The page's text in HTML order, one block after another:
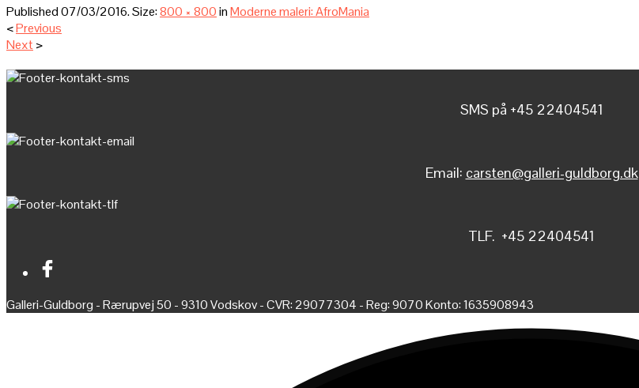
Published07/03/2016. Size:800 × 800inModerne maleri: AfroMania
<Previous
Next>
SMS på +45 22404541
Email: carsten@galleri-guldborg.dk
TLF. +45 22404541
Galleri-Guldborg - Rærupvej 50 - 9310 Vodskov - CVR: 29077304 - Reg: 9070 Konto: 1635908943